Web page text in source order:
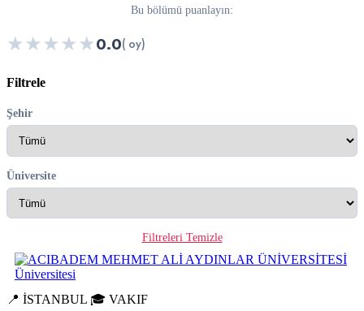
Bu bölümü puanlayın:
★★★★★0.0( oy)
Filtrele
Şehir
Üniversite
Filtreleri Temizle
📍 İSTANBUL 🎓 VAKIF